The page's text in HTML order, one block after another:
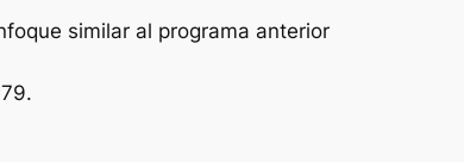
similar al programa anterior